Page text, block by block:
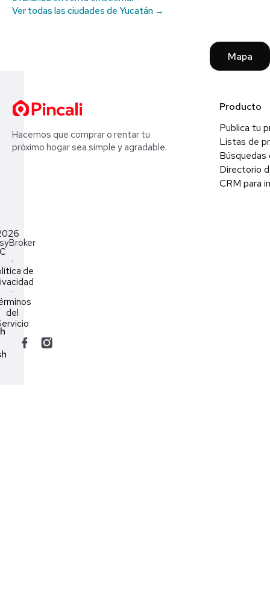
Ver todas las ciudades de Yucatán →
Mapa
Hacemos que comprar o rentar tu
próximo hogar sea simple y agradable.
Producto
Publica tu
Listas de
Búsquedas
Directorio
CRM para
·
de
·
del